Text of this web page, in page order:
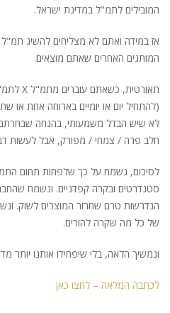
המובילים לתמ"ל במדינת ישראל.
המותגים האחרים שאתם מוצאים.
(להתחיל יום או יומיים בארוחה אחת או
לא שיש הבדל משמעותי, בהנחה
חלב פרה / צמחי / מפורק, אבל לעשות
לסיכום, נשמח על כך שלפחות תחום
סטנדרטים ובקרה קפדניים. ונשמח
הנדרשות טרם שחרור המוצרים לשוק.
של כל מה שקרה להורים.
ונמשיך הלאה, בלי שיפחידו אותנו יותר
לכתבה המלאה – לחצו כאן